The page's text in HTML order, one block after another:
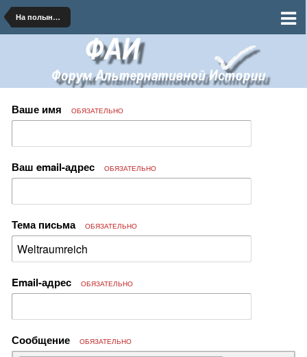
На полынных тропинках далеких планет
Ваше имя ОБЯЗАТЕЛЬНО
Ваш email-адрес ОБЯЗАТЕЛЬНО
Тема письма ОБЯЗАТЕЛЬНО
Email-адрес ОБЯЗАТЕЛЬНО
Сообщение ОБЯЗАТЕЛЬНО